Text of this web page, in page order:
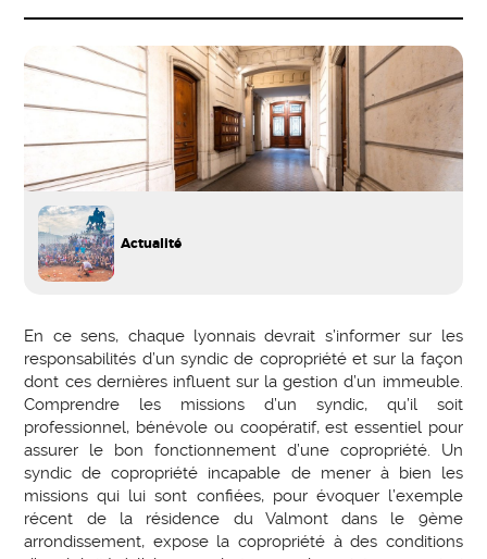
Actualité
En ce sens, chaque lyonnais devrait s’informer sur les
responsabilités d’un syndic de copropriété et sur la façon
dont ces dernières influent sur la gestion d’un immeuble.
Comprendre les missions d’un syndic, qu’il soit
professionnel, bénévole ou coopératif, est essentiel pour
assurer le bon fonctionnement d’une copropriété. Un
syndic de copropriété incapable de mener à bien les
missions qui lui sont confiées, pour évoquer l’exemple
récent de la résidence du Valmont dans le 9ème
arrondissement, expose la copropriété à des conditions